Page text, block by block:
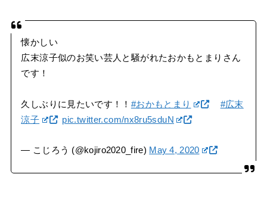
懐かしい
広末涼子似のお笑い芸人と騒がれたおかもとまりさん
です！
久しぶりに見たいです！！ #おかもとまり
#広末
涼子
pic.twitter.com/nx8ru5sduN
— こじろう (@kojiro2020_fire) May 4, 2020